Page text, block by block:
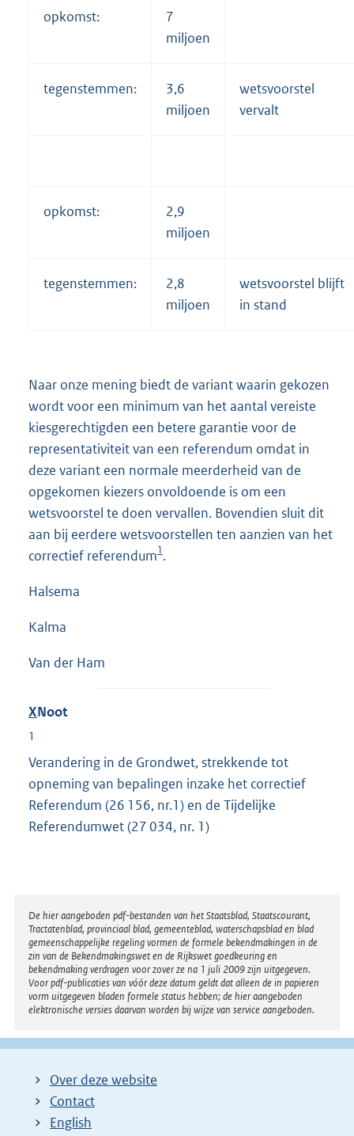
opkomst:
7
miljoen
tegenstemmen:
3,6
miljoen
wetsvoorstel
vervalt
opkomst:
2,9
miljoen
tegenstemmen:
2,8
miljoen
wetsvoorstel blijft
in stand
Naar onze mening biedt de variant waarin gekozen
wordt voor een minimum van het aantal vereiste
kiesgerechtigden een betere garantie voor de
representativiteit van een referendum omdat in
deze variant een normale meerderheid van de
opgekomen kiezers onvoldoende is om een
wetsvoorstel te doen vervallen. Bovendien sluit dit
aan bij eerdere wetsvoorstellen ten aanzien van het
correctief referendum1.
Halsema
Kalma
Van der Ham
XNoot
1
Verandering in de Grondwet, strekkende tot
opneming van bepalingen inzake het correctief
Referendum (26 156, nr.1) en de Tijdelijke
Referendumwet (27 034, nr. 1)
Disclaimer
De hier aangeboden pdf-bestanden van het Staatsblad, Staatscourant,
Tractatenblad, provinciaal blad, gemeenteblad, waterschapsblad en blad
gemeenschappelijke regeling vormen de formele bekendmakingen in de
zin van de Bekendmakingswet en de Rijkswet goedkeuring en
bekendmaking verdragen voor zover ze na 1 juli 2009 zijn uitgegeven.
Voor pdf-publicaties van vóór deze datum geldt dat alleen de in papieren
vorm uitgegeven bladen formele status hebben; de hier aangeboden
elektronische versies daarvan worden bij wijze van service aangeboden.
Over deze website
Contact
English